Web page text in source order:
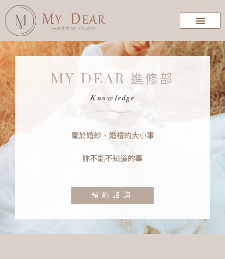
MY DEAR 進修部
Knowledge
關於婚紗、婚禮的大小事
妳不能不知道的事
預約諮詢